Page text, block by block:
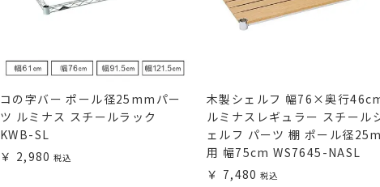
コの字バー ポール径25mmパー
ツ ルミナス スチールラック
KWB-SL
2,980
木製シェルフ 幅76×奥行
ルミナスレギュラー スチール
ェルフ パーツ 棚 ポール径
用 幅75cm WS7645-NASL
7,480